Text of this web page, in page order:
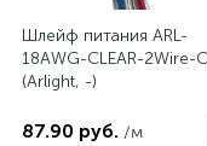
Шлейф питания ARL-
18AWG-CLEAR-2Wire-
(Arlight, -)
87.90 руб. /м